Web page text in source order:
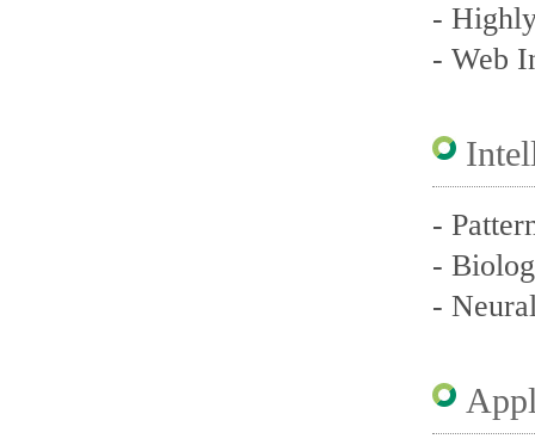
-
- Web
-
-
-